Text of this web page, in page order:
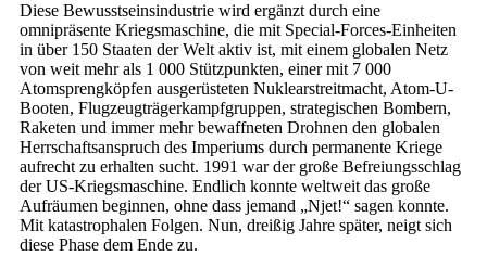
Diese Bewusstseinsindustrie wird ergänzt durch eine
omnipräsente Kriegsmaschine, die mit Special-Forces-Einheiten
in über 150 Staaten der Welt aktiv ist, mit einem globalen Netz
von weit mehr als 1 000 Stützpunkten, einer mit 7 000
Atomsprengköpfen ausgerüsteten Nuklearstreitmacht, Atom-U-
Booten, Flugzeugträgerkampfgruppen, strategischen Bombern,
Raketen und immer mehr bewaffneten Drohnen den globalen
Herrschaftsanspruch des Imperiums durch permanente Kriege
aufrecht zu erhalten sucht. 1991 war der große Befreiungsschlag
der US-Kriegsmaschine. Endlich konnte weltweit das große
Aufräumen beginnen, ohne dass jemand „Njet!“ sagen konnte.
Mit katastrophalen Folgen. Nun, dreißig Jahre später, neigt sich
diese Phase dem Ende zu.